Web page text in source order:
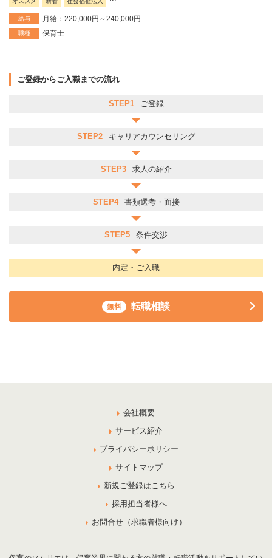
給与 月給：220,000円～240,000円
職種 保育士
ご登録からご入職までの流れ
STEP1 ご登録
STEP2 キャリアカウンセリング
STEP3 求人の紹介
STEP4 書類選考・面接
STEP5 条件交渉
内定・ご入職
無料 転職相談
会社概要
サービス紹介
プライバシーポリシー
サイトマップ
新規ご登録はこちら
採用担当者様へ
お問合せ（求職者様向け）